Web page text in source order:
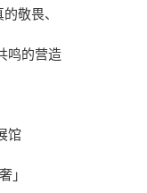
敬畏、
鸣的营造
馆
」